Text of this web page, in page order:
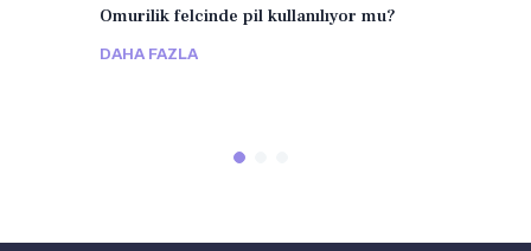
Omurilik felcinde pil kullanılıyor mu?
DAHA FAZLA